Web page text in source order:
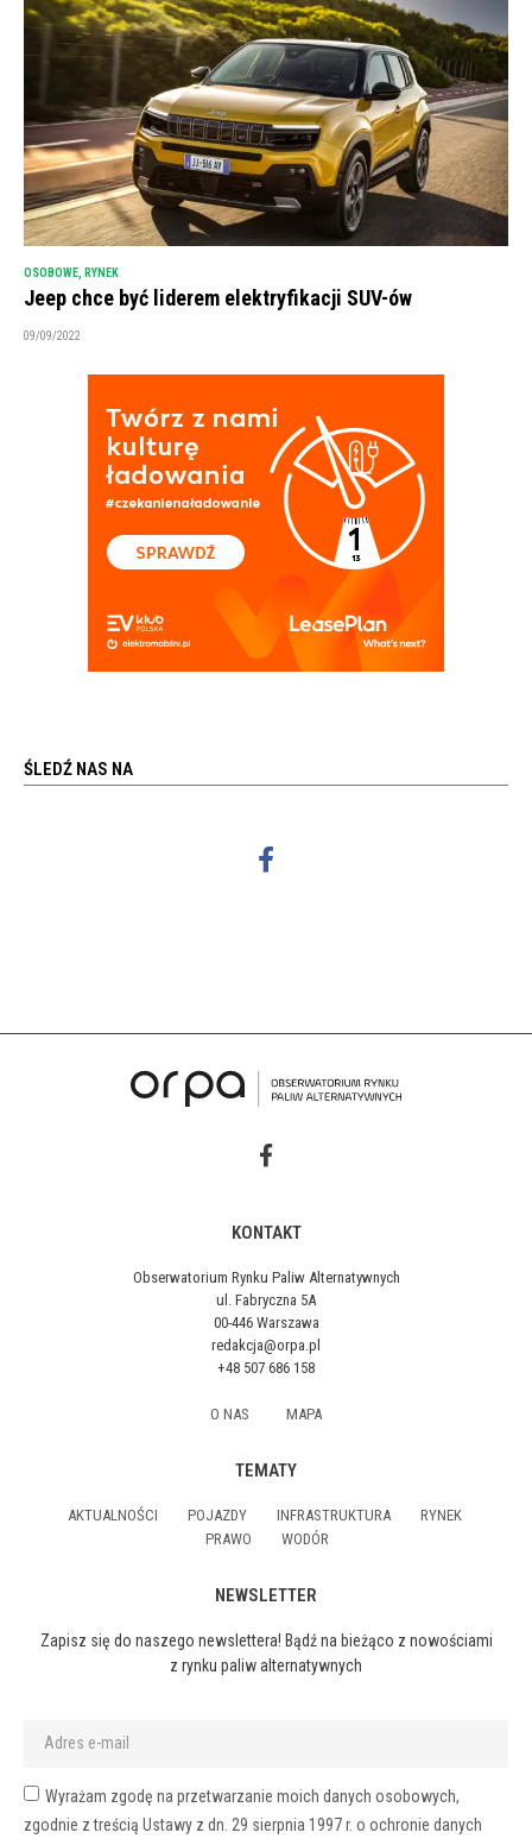
OSOBOWE, RYNEK
Jeep chce być liderem elektryfikacji SUV-ów
09/09/2022
ŚLEDŹ NAS NA
KONTAKT
Obserwatorium Rynku Paliw Alternatywnych
ul. Fabryczna 5A
00-446 Warszawa
redakcja@orpa.pl
+48 507 686 158
O NAS MAPA
TEMATY
AKTUALNOŚCI POJAZDY INFRASTRUKTURA
RYNEK
PRAWO
WODÓR
NEWSLETTER
Zapisz się do naszego newslettera! Bądź na bieżąco z nowościami
z rynku paliw alternatywnych
Wyrażam zgodę na przetwarzanie moich danych osobowych,
zgodnie z treścią Ustawy z dn. 29 sierpnia 1997 r. o ochronie danych